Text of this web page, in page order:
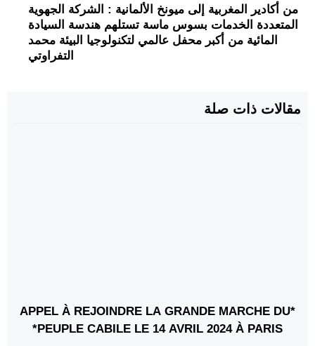
من أكادير المغربية إلى ميونخ الألمانية : الشركة الجهوية
المتعددة الخدمات بسوس ماسة تستلهم هندسة السيادة
المائية من أكبر محفل عالمي لتكنولوجيا البيئة محمد
التفراوتي
مقالات ذات صلة
*APPEL À REJOINDRE LA GRANDE MARCHE DU
PEUPLE CABILE LE 14 AVRIL 2024 À PARIS*